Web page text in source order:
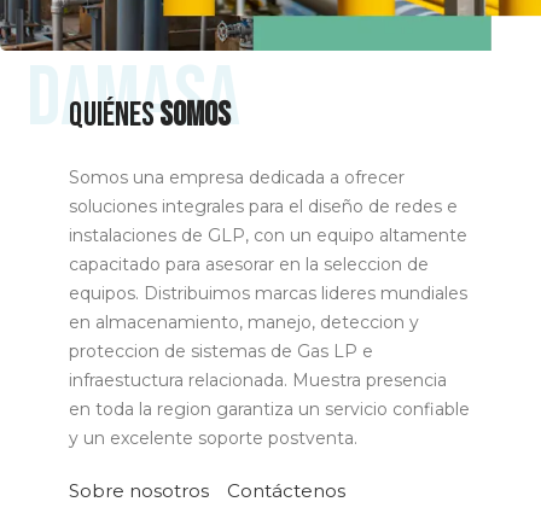
DAMASA
Quiénessomos
Somos una empresa dedicada a ofrecer
soluciones integrales para el diseño de redes e
instalaciones de GLP, con un equipo altamente
capacitado para asesorar en la seleccion de
equipos. Distribuimos marcas lideres mundiales
en almacenamiento, manejo, deteccion y
proteccion de sistemas de Gas LP e
infraestuctura relacionada. Muestra presencia
en toda la region garantiza un servicio confiable
y un excelente soporte postventa.
Sobre nosotros Contáctenos